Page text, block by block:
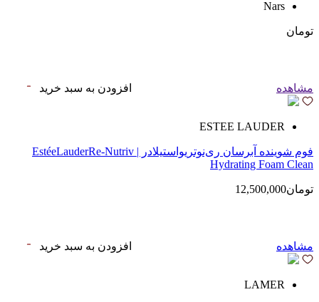
Nars
تومان
مشاهده افزودن به سبد خرید
ESTEE LAUDER
فوم شوینده آبرسان ری‌نوتریواستیلادر | EstéeLauderRe-Nutriv
Hydrating Foam Clean
تومان12,500,000
مشاهده افزودن به سبد خرید
LAMER